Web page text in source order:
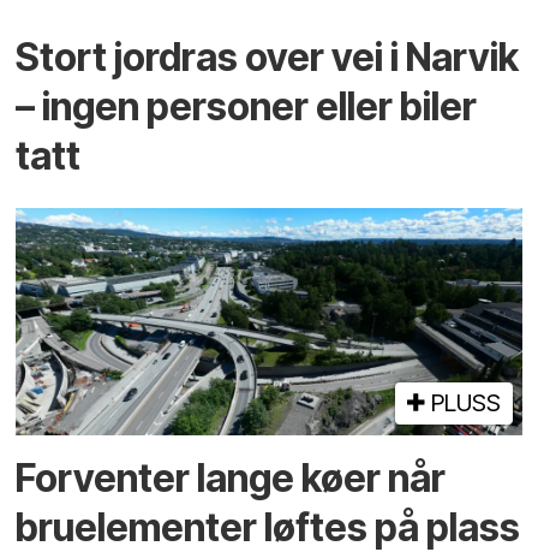
Stort jordras over vei i Narvik
– ingen personer eller biler
tatt
PLUSS
Forventer lange køer når
bru­elementer løftes på plass